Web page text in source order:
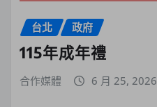
台北 政府
115年成年禮
合作媒體 6 月 25, 2026